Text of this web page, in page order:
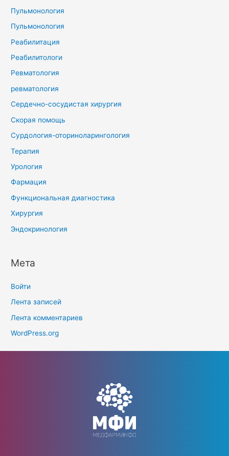
Пульмонология
Пульмонология
Реабилитация
Реабилитологи
Ревматология
ревматология
Сердечно-сосудистая хирургия
Скорая помощь
Сурдология-оториноларингология
Терапия
Урология
Фармация
Функциональная диагностика
Хирургия
Эндокринология
Мета
Войти
Лента записей
Лента комментариев
WordPress.org